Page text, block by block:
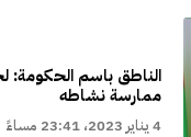
الناطق باسم الحكومة:
ممارسة نشاطه
4 يناير 2023، 23:41 مساءً